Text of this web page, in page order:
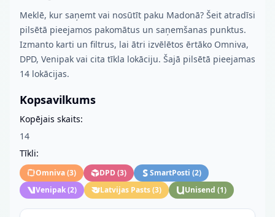
Meklē, kur saņemt vai nosūtīt paku Madonā? Šeit atradīsi
pilsētā pieejamos pakomātus un saņemšanas punktus.
Izmanto karti un filtrus, lai ātri izvēlētos ērtāko Omniva,
DPD, Venipak vai cita tīkla lokāciju. Šajā pilsētā pieejamas
14 lokācijas.
Kopsavilkums
Kopējais skaits:
14
Tīkli:
Omniva(3) DPD(3) SmartPosti (2)
Venipak(2) Latvijas Pasts(3) Unisend (1)